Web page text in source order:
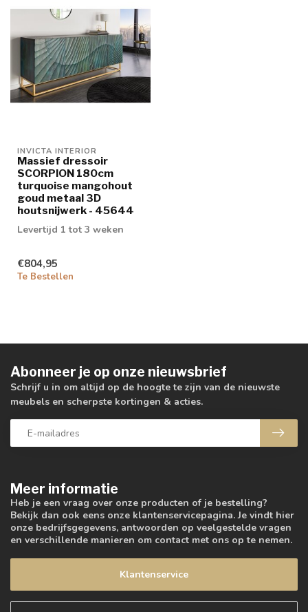
INVICTA INTERIOR
Massief dressoir
SCORPION 180cm
turquoise mangohout
goud metaal 3D
houtsnijwerk - 45644
Levertijd 1 tot 3 weken
€804,95
Te Bestellen
Meer informatie
Heb je een vraag over onze producten of je bestelling?
Bekijk dan ook eens onze klantenservicepagina. Je vindt hier
onze bedrijfsgegevens, antwoorden op veelgestelde vragen
en verschillende manieren om contact met ons op te nemen.
Klantenservice
Abonneer je op onze nieuwsbrief
Schrijf u in om altijd op de hoogte te zijn van de nieuwste
meubels en scherpste kortingen & acties.